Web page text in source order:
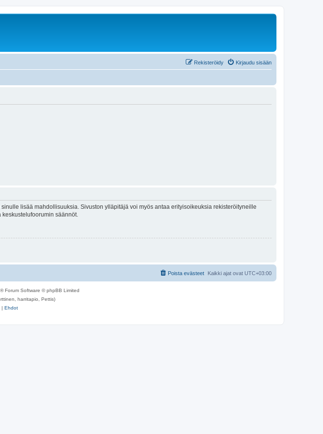
Kirjaudu sisään
Rekisteröidy
lisää mahdollisuuksia. Sivuston ylläpitäjä voi myös antaa erityisoikeuksia rekisteröityneille
keskustelufoorumin säännöt.
Kaikki ajat ovat UTC+03:00
Poista evästeet
® Forum Software © phpBB Limited
harritapio, Pettis)
| Ehdot